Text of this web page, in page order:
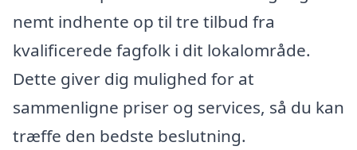
nemt indhente op til tre tilbud fra
kvalificerede fagfolk i dit lokalområde.
Dette giver dig mulighed for at
sammenligne priser og services, så du kan
træffe den bedste beslutning.